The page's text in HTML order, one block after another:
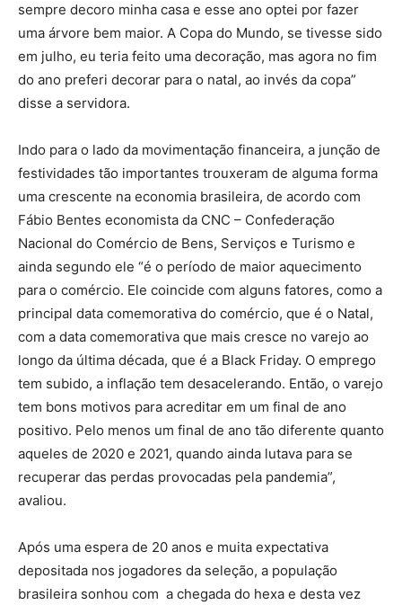
sempre decoro minha casa e esse ano optei por fazer
uma árvore bem maior. A Copa do Mundo, se tivesse sido
em julho, eu teria feito uma decoração, mas agora no fim
do ano preferi decorar para o natal, ao invés da copa”
disse a servidora.
Indo para o lado da movimentação financeira, a junção de
festividades tão importantes trouxeram de alguma forma
uma crescente na economia brasileira, de acordo com
Fábio Bentes economista da CNC – Confederação
Nacional do Comércio de Bens, Serviços e Turismo e
ainda segundo ele “é o período de maior aquecimento
para o comércio. Ele coincide com alguns fatores, como a
principal data comemorativa do comércio, que é o Natal,
com a data comemorativa que mais cresce no varejo ao
longo da última década, que é a Black Friday. O emprego
tem subido, a inflação tem desacelerando. Então, o varejo
tem bons motivos para acreditar em um final de ano
positivo. Pelo menos um final de ano tão diferente quanto
aqueles de 2020 e 2021, quando ainda lutava para se
recuperar das perdas provocadas pela pandemia”,
avaliou.
Após uma espera de 20 anos e muita expectativa
depositada nos jogadores da seleção, a população
brasileira sonhou com a chegada do hexa e desta vez